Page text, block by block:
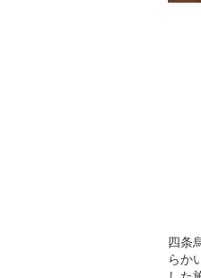
四条
らか